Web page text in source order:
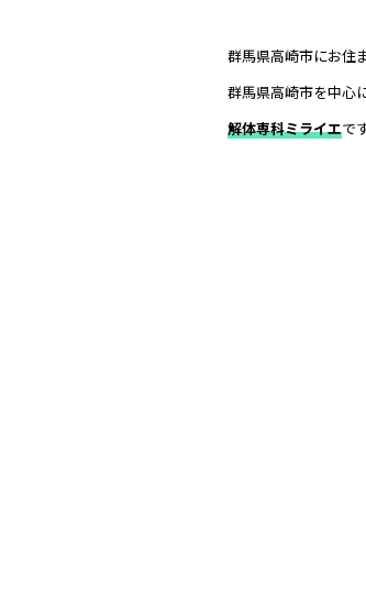
群馬県高崎市にお住
群馬県高崎市を中心
解体専科ミライエで